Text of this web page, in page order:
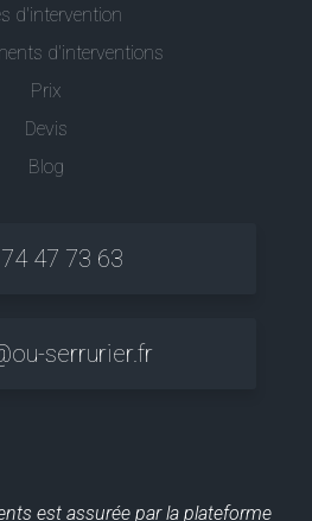
d'intervention
d'interventions
Prix
Devis
Blog
47 73 63
serrurier.fr
est assurée par la plateforme